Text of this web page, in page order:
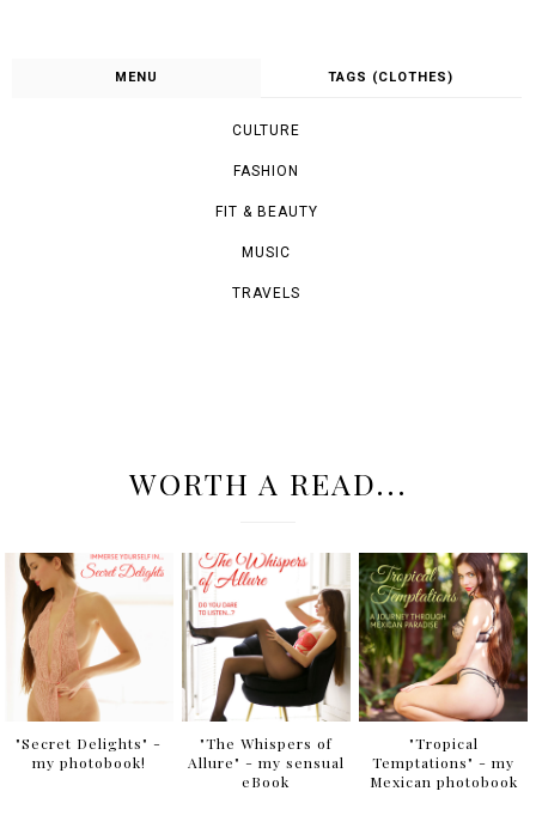
MENU TAGS (CLOTHES)
CULTURE
FASHION
FIT & BEAUTY
MUSIC
TRAVELS
WORTH A READ...
"Secret Delights" -
my photobook!
"The Whispers of
Allure" - my sensual
eBook
"Tropical
Temptations" - my
Mexican photobook